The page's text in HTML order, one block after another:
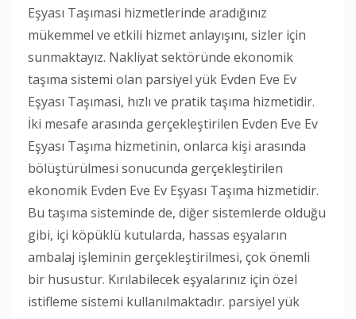
Eşyası Taşımasi hizmetlerinde aradığınız
mükemmel ve etkili hizmet anlayışını, sizler için
sunmaktayız. Nakliyat sektöründe ekonomik
taşıma sistemi olan parsiyel yük Evden Eve Ev
Eşyası Taşımasi, hızlı ve pratik taşıma hizmetidir.
İki mesafe arasında gerçekleştirilen Evden Eve Ev
Eşyası Taşıma hizmetinin, onlarca kişi arasında
bölüştürülmesi sonucunda gerçekleştirilen
ekonomik Evden Eve Ev Eşyası Taşıma hizmetidir.
Bu taşıma sisteminde de, diğer sistemlerde olduğu
gibi, içi köpüklü kutularda, hassas eşyaların
ambalaj işleminin gerçekleştirilmesi, çok önemli
bir husustur. Kırılabilecek eşyalarınız için özel
istifleme sistemi kullanılmaktadır. parsiyel yük